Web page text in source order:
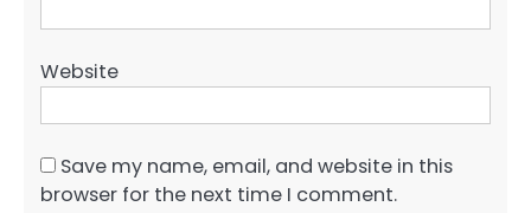
Website
Save my name, email, and website in this
browser for the next time I comment.